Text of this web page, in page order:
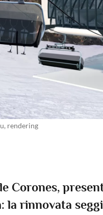
rendering
Corones,
rinnovata